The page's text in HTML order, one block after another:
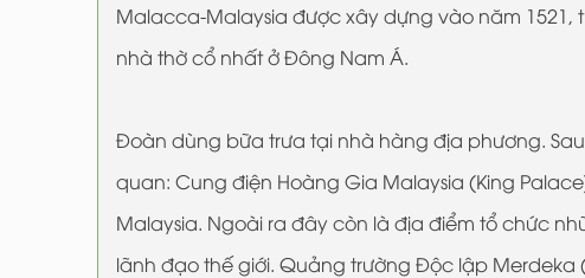
Malacca-Malaysia được xây dựng vào năm
nhà thờ cổ nhất ở Đông Nam Á.
Đoàn dùng bữa trưa tại nhà hàng địa phương.
quan: Cung điện Hoàng Gia Malaysia (King
Malaysia. Ngoài ra đây còn là địa điểm tổ chức
lãnh đạo thế giới. Quảng trường Độc lập Merdeka